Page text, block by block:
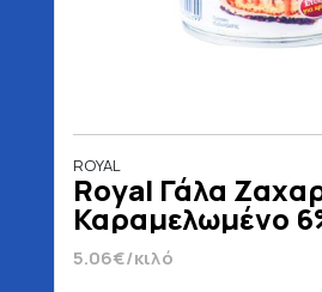
ROYAL
Royal Γάλα
Καραμελωμένο
395 gr
5.06€/κιλό